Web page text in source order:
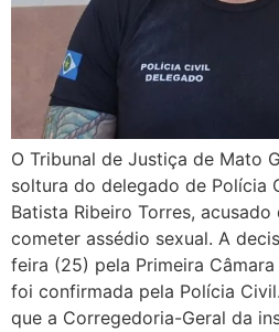
O Tribunal de Justiça de Mato
soltura do delegado de Polícia
Batista Ribeiro Torres,
cometer assédio sexual. A
feira (25) pela Primeira
foi confirmada pela Polícia
que a Corregedoria-Geral da